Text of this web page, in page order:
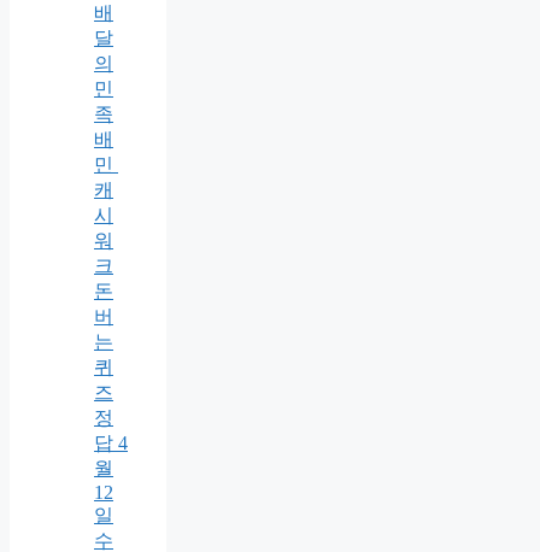
배
달
의
민
족
배
민
캐
시
워
크
돈
버
는
퀴
즈
정
답 4
월
12
일
수